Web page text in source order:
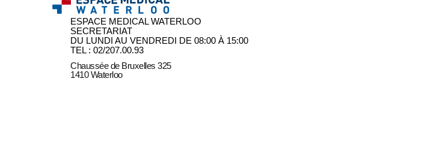
ESPACE MEDICAL WATERLOO
SECRETARIAT
DU LUNDI AU VENDREDI DE 08:00 À 15:00
TEL : 02/207.00.93
Chaussée de Bruxelles 325
1410 Waterloo